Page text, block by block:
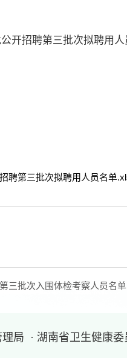
开招聘第三批次拟聘用
聘第三批次拟聘用人员名单
三批次入围体检考察人员名
理局 · 湖南省卫生健康委